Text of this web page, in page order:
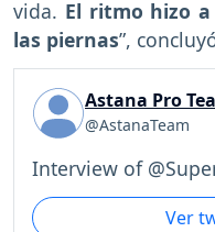
vida. El ritmo hizo
las piernas”,
Astana Pro
@AstanaTeam
Interview of
Ver